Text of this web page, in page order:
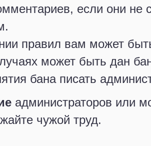
если они не
правил вам может
может быть дан
бана писать
администраторов или
чужой труд.